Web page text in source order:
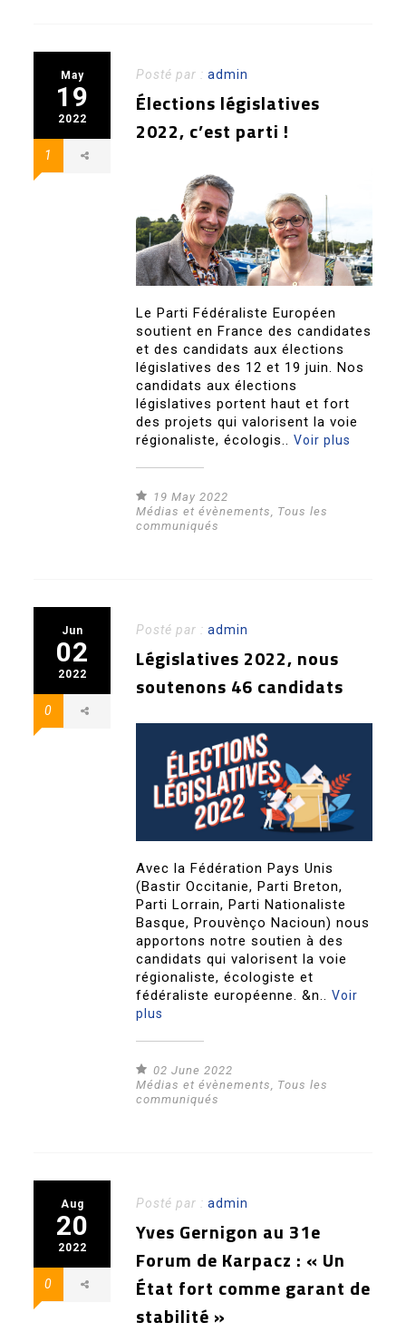
May
19
2022
1
Posté par :admin
Élections législatives
2022, c’est parti !
Le Parti Fédéraliste Européen
soutient en France des candidates
et des candidats aux élections
législatives des 12 et 19 juin. Nos
candidats aux élections
législatives portent haut et fort
des projets qui valorisent la voie
régionaliste, écologis..Voir plus
19 May 2022
Médias et évènements
Tous les
communiqués
Jun
02
2022
0
Posté par :admin
Législatives 2022, nous
soutenons 46 candidats
Avec la Fédération Pays Unis
(Bastir Occitanie, Parti Breton,
Parti Lorrain, Parti Nationaliste
Basque, Prouvènço Nacioun) nous
apportons notre soutien à des
candidats qui valorisent la voie
régionaliste, écologiste et
fédéraliste européenne. &n..Voir
plus
02 June 2022
Médias et évènements, Tous les
communiqués
Aug
20
2022
0
Posté par :admin
Yves Gernigon au 31e
Forum de Karpacz : « Un
État fort comme garant de
stabilité »